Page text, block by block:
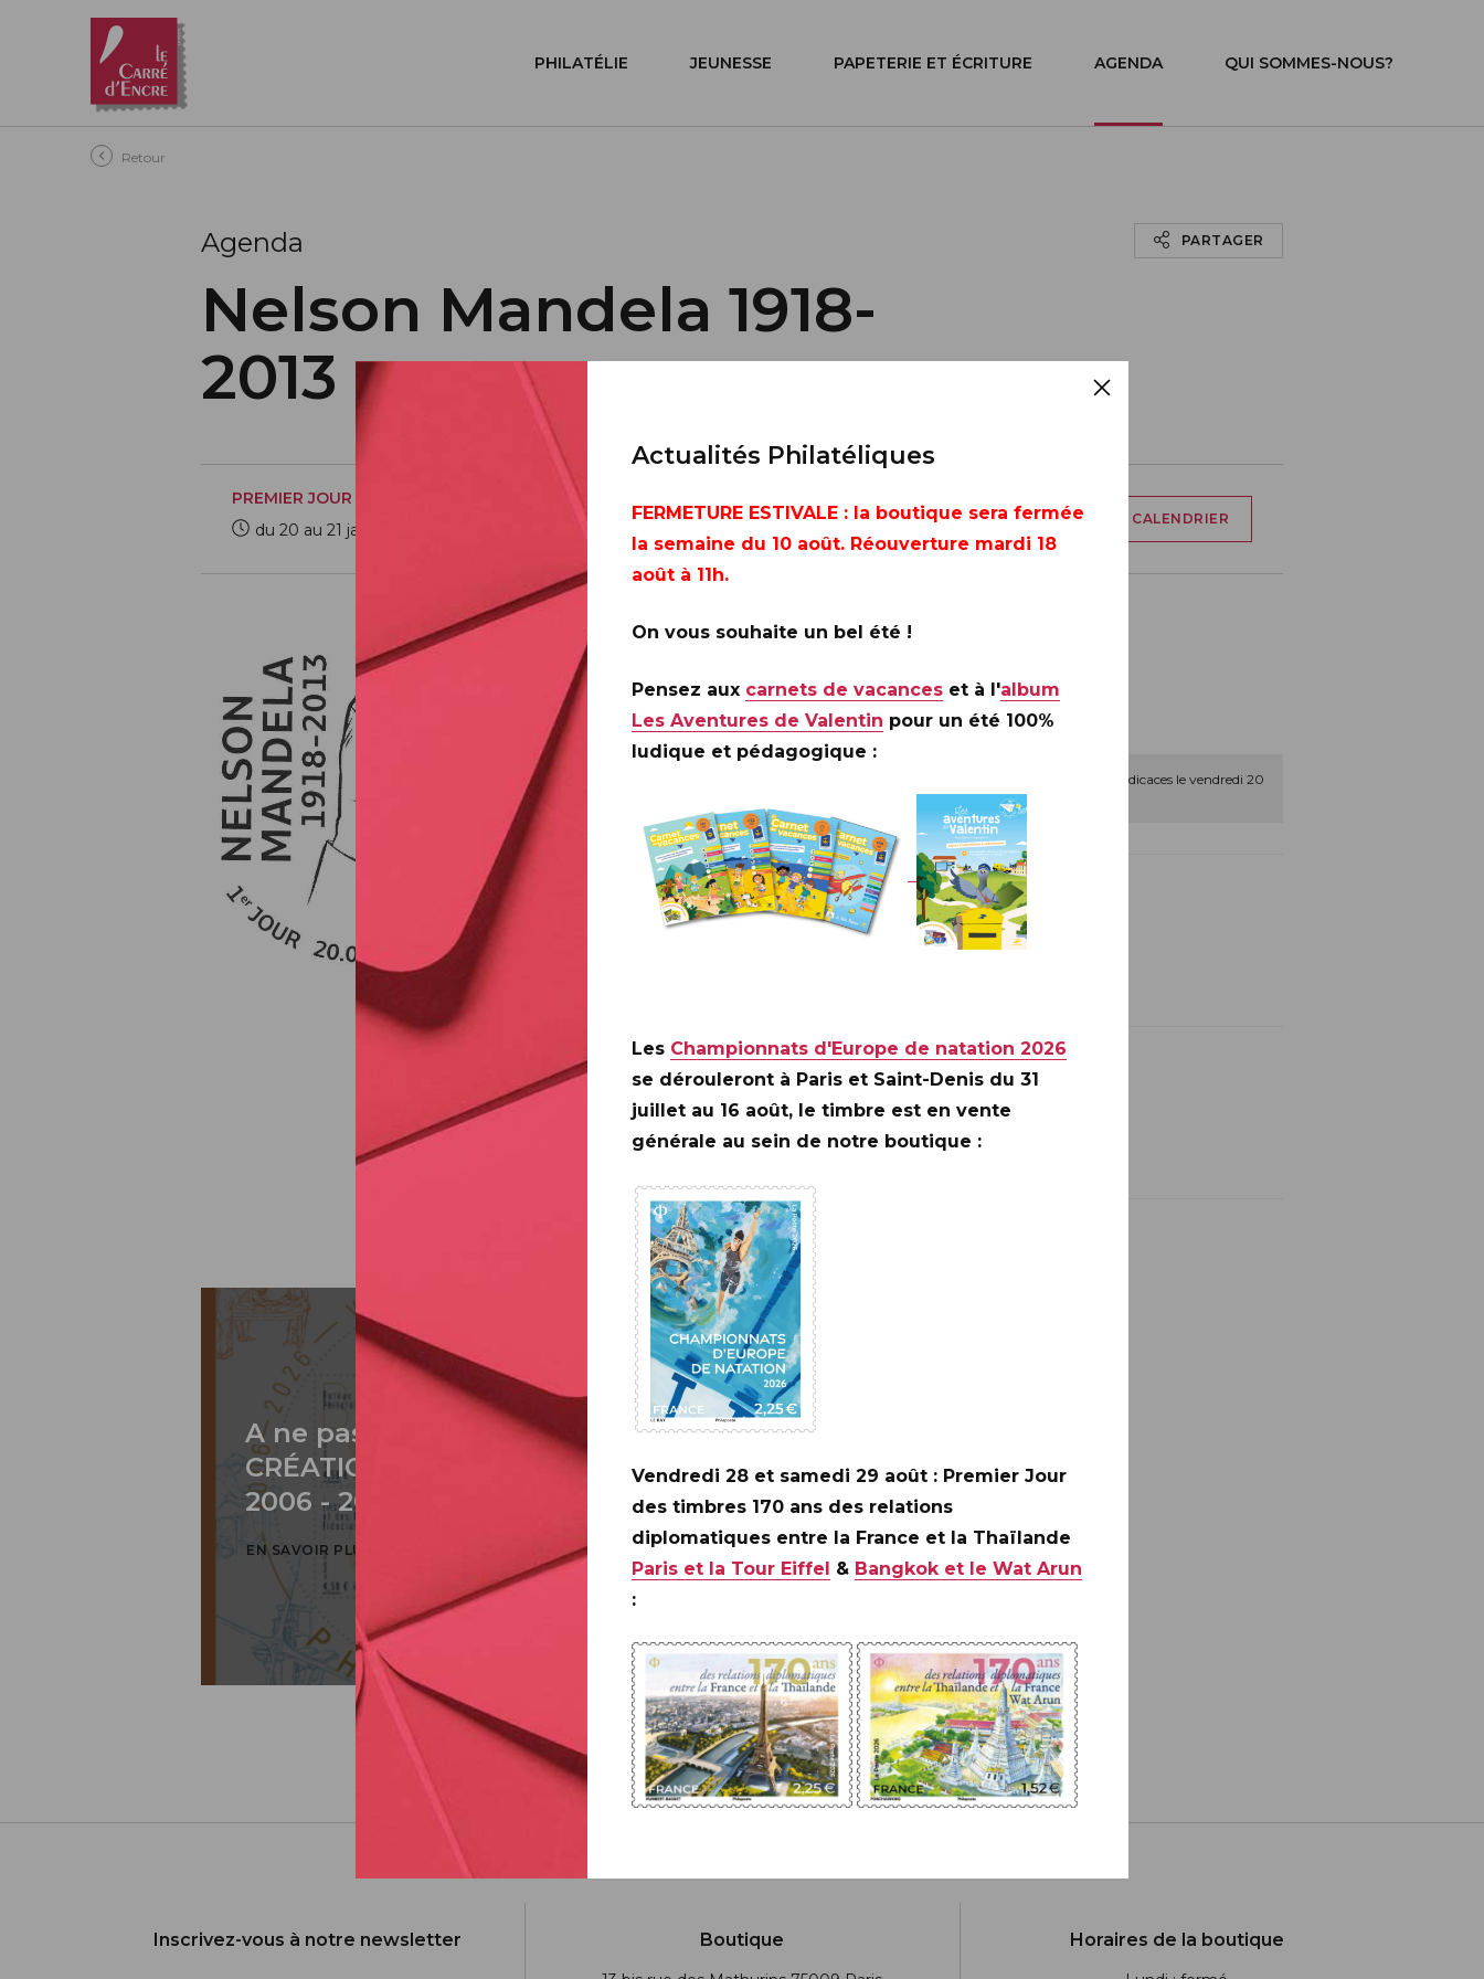
Aller au contenu principal
PHILATÉLIE JEUNESSE PAPETERIE ET ÉCRITURE AGENDA QUI SOMMES-NOUS?
Retour
Agenda
Nelson Mandela 1918-
2013
PARTAGER
PREMIER JOUR
du 20 au 21 janvier 2023
AJOUTER À MON CALENDRIER
PARIS (75)
Le Carré d'Encre, de 10H à 19H (oblitérations jusqu'à 17H)
13bis rue des Mathurins 75009 PARIS
Elsa CATELIN et C215 animeront une séance de dédicaces le vendredi 20
NANTES (44)
Mairie annexe de Nantes-Chatenay, de 9H30 17H30
SCHILTIGHEIM (67)
Centre Sportif Nelson MANDELA, de 9H à 17H
2 rue du Marais, 67300 SCHILTIGHEIM
A ne pas rater: 20 ANS DE LA
CRÉATION DE PHILAPOSTE
2006 - 2026 / BLOC
EN SAVOIR PLUS
Inscrivez-vous à notre newsletter Boutique Horaires de la boutique
Actualités Philatéliques
FERMETURE ESTIVALE : la boutique sera fermée
la semaine du 10 août. Réouverture mardi 18
août à 11h.
On vous souhaite un bel été !
Pensez aux carnets de vacances et à l'album
Les Aventures de Valentin pour un été 100%
ludique et pédagogique :
Les Championnats d'Europe de natation 2026
se dérouleront à Paris et Saint-Denis du 31
juillet au 16 août, le timbre est en vente
générale au sein de notre boutique :
Vendredi 28 et samedi 29 août : Premier Jour
des timbres 170 ans des relations
diplomatiques entre la France et la Thaïlande
Paris et la Tour Eiffel & Bangkok et le Wat Arun
: